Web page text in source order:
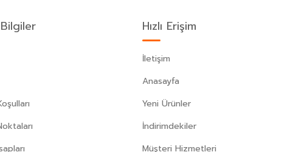
Hızlı Erişim
İletişim
Anasayfa
Yeni Ürünler
İndirimdekiler
Müşteri Hizmetleri